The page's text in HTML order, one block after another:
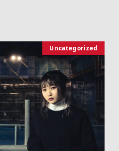
Uncategorized